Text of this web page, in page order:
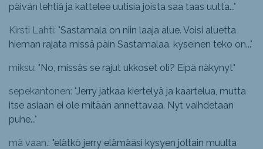
päivän lehtiä ja kattelee uutisia joista saa taas uutta..."
Kirsti Lahti: "Sastamala on niin laaja alue. Voisi aluetta
hieman rajata missä päin Sastamalaa. kyseinen teko on..."
miksu: "No, missäs se rajut ukkoset oli? Eipä näkynyt"
sepekantonen: "Jerry jatkaa kiertelyä ja kaartelua, mutta
itse asiaan ei ole mitään annettavaa. Nyt vaihdetaan
puhe..."
mä vaan.: "elätkö jerry elämääsi kysyen joltain muulta